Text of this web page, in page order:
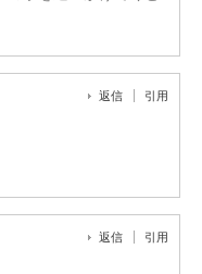
返信 引用
返信 引用